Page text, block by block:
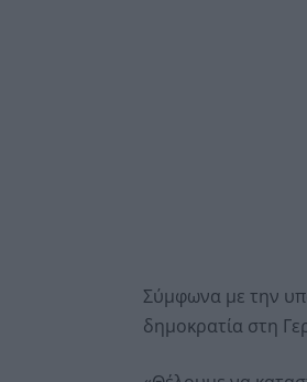
Σύμφωνα με την
δημοκρατία στη